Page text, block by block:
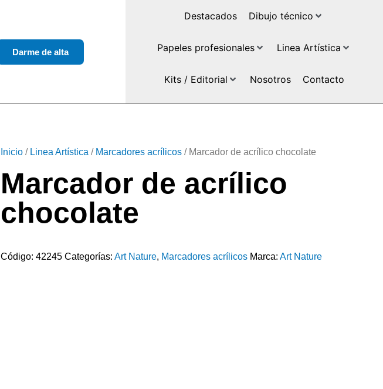
Darme de alta
Destacados Dibujo técnico
Papeles profesionales Linea Artística
Kits / Editorial Nosotros Contacto
Inicio / Linea Artística / Marcadores acrílicos / Marcador de acrílico chocolate
Marcador de acrílico
chocolate
Código: 42245 Categorías: Art Nature, Marcadores acrílicos Marca: Art Nature